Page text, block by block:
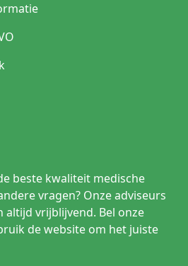
beste kwaliteit medische
vragen? Onze adviseurs
altijd vrijblijvend. Bel onze
de website om het juiste